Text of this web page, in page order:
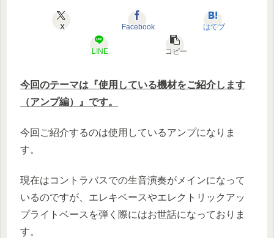
X Facebook はてブ
LINE コピー
今回のテーマは『使用している機材をご紹介します
（アンプ編）』です。
今回ご紹介するのは使用しているアンプになりま
す。
現在はコントラバスでの生音演奏がメインになって
いるのですが、エレキベースやエレクトリックアッ
プライトベースを弾く際にはお世話になっておりま
す。